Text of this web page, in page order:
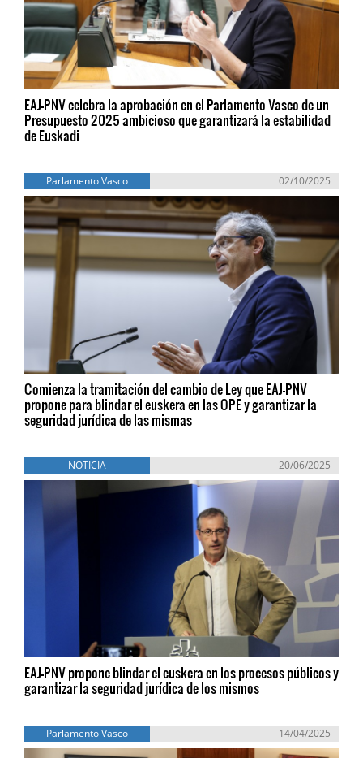
EAJ-PNV celebra la aprobación en el Parlamento Vasco de un
Presupuesto 2025 ambicioso que garantizará la estabilidad
de Euskadi
Parlamento Vasco 02/10/2025
Comienza la tramitación del cambio de Ley que EAJ-PNV
propone para blindar el euskera en las OPE y garantizar la
seguridad jurídica de las mismas
NOTICIA 20/06/2025
EAJ-PNV propone blindar el euskera en los procesos públicos y
garantizar la seguridad jurídica de los mismos
Parlamento Vasco 14/04/2025